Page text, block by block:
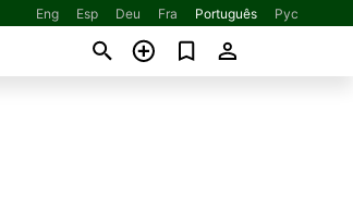
Eng Esp Deu Fra Português Рус